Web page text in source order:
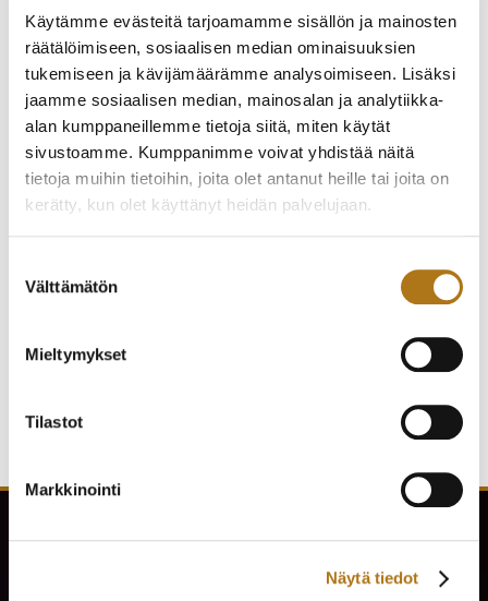
Käytämme evästeitä tarjoamamme sisällön ja mainosten
räätälöimiseen, sosiaalisen median ominaisuuksien
tukemiseen ja kävijämäärämme analysoimiseen. Lisäksi
jaamme sosiaalisen median, mainosalan ja analytiikka-
alan kumppaneillemme tietoja siitä, miten käytät
sivustoamme. Kumppanimme voivat yhdistää näitä
tietoja muihin tietoihin, joita olet antanut heille tai joita on
kerätty, kun olet käyttänyt heidän palvelujaan.
valinta
Välttämätön
Mieltymykset
Tilastot
Markkinointi
Näytä tiedot
CENTENAIRE 71
ETERNA-083 ETERNA-